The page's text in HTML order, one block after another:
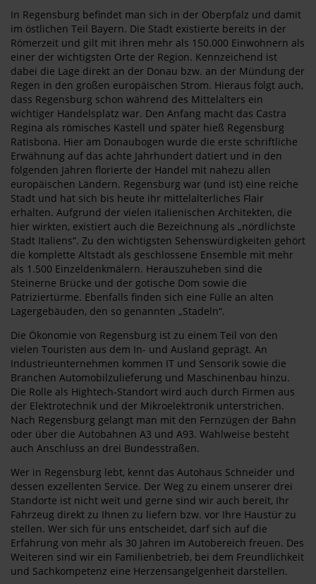
In Regensburg befindet man sich in der Oberpfalz und damit
im östlichen Teil Bayern. Die Stadt existierte bereits in der
Römerzeit und gilt mit ihren mehr als 150.000 Einwohnern als
einer der wichtigsten Orte der Region. Kennzeichend ist
dabei die Lage direkt an der Donau bzw. an der Mündung der
Regen in den großen europäischen Strom. Hieraus folgt auch,
dass Regensburg schon während des Mittelalters ein
wichtiger Handelsplatz war. Den Anfang macht das Castra
Regina als römisches Kastell und später hieß Regensburg
Ratisbona. Hier am Donaubogen wurde die erste schriftliche
Erwähnung auf das achte Jahrhundert datiert und in den
folgenden Jahren florierte der Handel mit nahezu allen
europäischen Ländern. Regensburg war (und ist) eine reiche
Stadt und hat sich bis heute ihr mittelalterliches Flair
erhalten. Aufgrund der vielen italienischen Architekten, die
hier wirkten, existiert auch die Bezeichnung als „nördlichste
Stadt Italiens“. Zu den wichtigsten Sehenswürdigkeiten gehört
die komplette Altstadt als geschlossene Ensemble mit mehr
als 1.500 Einzeldenkmälern. Herauszuheben sind die
Steinerne Brücke und der gotische Dom sowie die
Patriziertürme. Ebenfalls finden sich eine Fülle an alten
Lagergebäuden, den so genannten „Stadeln“.
Die Ökonomie von Regensburg ist zu einem Teil von den
vielen Touristen aus dem In- und Ausland geprägt. An
Industrieunternehmen kommen IT und Sensorik sowie die
Branchen Automobilzulieferung und Maschinenbau hinzu.
Die Rolle als Hightech-Standort wird auch durch Firmen aus
der Elektrotechnik und der Mikroelektronik unterstrichen.
Nach Regensburg gelangt man mit den Fernzügen der Bahn
oder über die Autobahnen A3 und A93. Wahlweise besteht
auch Anschluss an drei Bundesstraßen.
Wer in Regensburg lebt, kennt das Autohaus Schneider und
dessen exzellenten Service. Der Weg zu einem unserer drei
Standorte ist nicht weit und gerne sind wir auch bereit, Ihr
Fahrzeug direkt zu Ihnen zu liefern bzw. vor Ihre Haustür zu
stellen. Wer sich für uns entscheidet, darf sich auf die
Erfahrung von mehr als 30 Jahren im Autobereich freuen. Des
Weiteren sind wir ein Familienbetrieb, bei dem Freundlichkeit
und Sachkompetenz eine Herzensangelgenheit darstellen.